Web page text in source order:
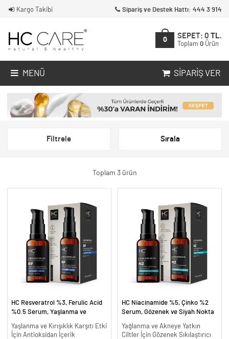
Kargo Takibi Sipariş ve Destek Hattı: 444 3 914
0
SEPET: 0 TL.
Toplam 0 Ürün
MENÜ SIPARIŞ VER
Filtrele Sırala
Toplam 3 ürün
HC Resveratrol %3, Ferulic Acid
%0.5 Serum, Yaşlanma ve
Yaşlanma ve Kırışıklık Karşıtı Etki
İçin Antioksidan İçerik
HC Niacinamide %5, Çinko %2
Serum, Gözenek ve Siyah Nokta
30 ml.
Yağlanma ve Akneye Yatkın
Ciltler İçin Gözenek Sıkılaştırıcı